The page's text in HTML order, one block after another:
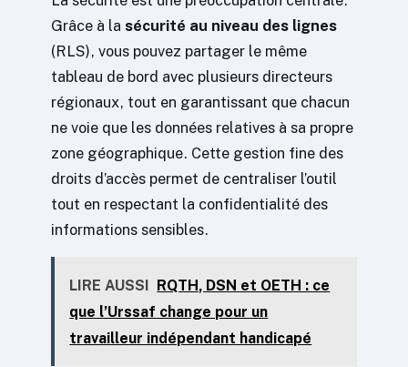
Grâce à la sécurité au niveau des lignes
(RLS), vous pouvez partager le même
tableau de bord avec plusieurs directeurs
régionaux, tout en garantissant que chacun
ne voie que les données relatives à sa propre
zone géographique. Cette gestion fine des
droits d’accès permet de centraliser l’outil
tout en respectant la confidentialité des
informations sensibles.
LIRE AUSSI RQTH, DSN et OETH : ce
que l’Urssaf change pour un
travailleur indépendant handicapé